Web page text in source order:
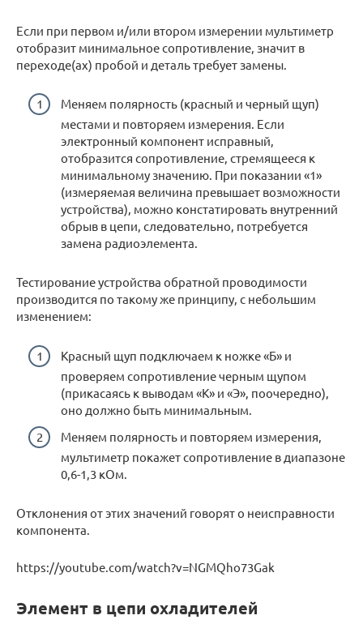
Если при первом и/или втором измерении мультиметр
отобразит минимальное сопротивление, значит в
переходе(ах) пробой и деталь требует замены.
Меняем полярность (красный и черный щуп)
местами и повторяем измерения. Если
электронный компонент исправный,
отобразится сопротивление, стремящееся к
минимальному значению. При показании «1»
(измеряемая величина превышает возможности
устройства), можно констатировать внутренний
обрыв в цепи, следовательно, потребуется
замена радиоэлемента.
Тестирование устройства обратной проводимости
производится по такому же принципу, с небольшим
изменением:
Красный щуп подключаем к ножке «Б» и
проверяем сопротивление черным щупом
(прикасаясь к выводам «К» и «Э», поочередно),
оно должно быть минимальным.
Меняем полярность и повторяем измерения,
мультиметр покажет сопротивление в диапазоне
0,6-1,3 кОм.
Отклонения от этих значений говорят о неисправности
компонента.
https://youtube.com/watch?v=NGMQho73Gak
Элемент в цепи охладителей